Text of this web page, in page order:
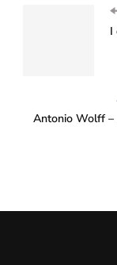
I
Antonio Wolff –